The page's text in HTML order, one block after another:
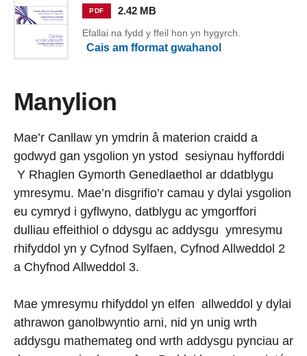
PDF 2.42 MB
Efallai na fydd y ffeil hon yn hygyrch.
Cais am fformat gwahanol
Manylion
Mae’r Canllaw yn ymdrin â materion craidd a
godwyd gan ysgolion yn ystod sesiynau hyfforddi
Y Rhaglen Gymorth Genedlaethol ar ddatblygu
ymresymu. Mae’n disgrifio’r camau y dylai ysgolion
eu cymryd i gyflwyno, datblygu ac ymgorffori
dulliau effeithiol o ddysgu ac addysgu ymresymu
rhifyddol yn y Cyfnod Sylfaen, Cyfnod Allweddol 2
a Chyfnod Allweddol 3.
Mae ymresymu rhifyddol yn elfen allweddol y dylai
athrawon ganolbwyntio arni, nid yn unig wrth
addysgu mathemateg ond wrth addysgu pynciau ar